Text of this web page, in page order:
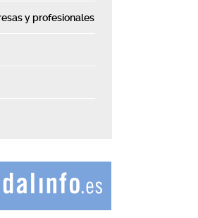
y profesionales